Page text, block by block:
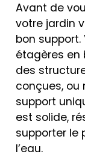
Avant de
votre jardin
bon
étagères en
des
conçues, ou
support
est solide,
supporter le
l’eau.